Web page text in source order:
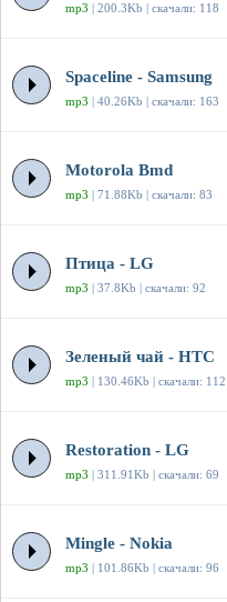
mp3 | 200.3Kb | скачали: 118
Spaceline - Samsung
mp3 | 40.26Kb | скачали: 163
Motorola Bmd
mp3 | 71.88Kb | скачали: 83
Птица - LG
mp3 | 37.8Kb | скачали: 92
Зеленый чай - HTC
mp3 | 130.46Kb | скачали: 112
Restoration - LG
mp3 | 311.91Kb | скачали: 69
Mingle - Nokia
mp3 | 101.86Kb | скачали: 96